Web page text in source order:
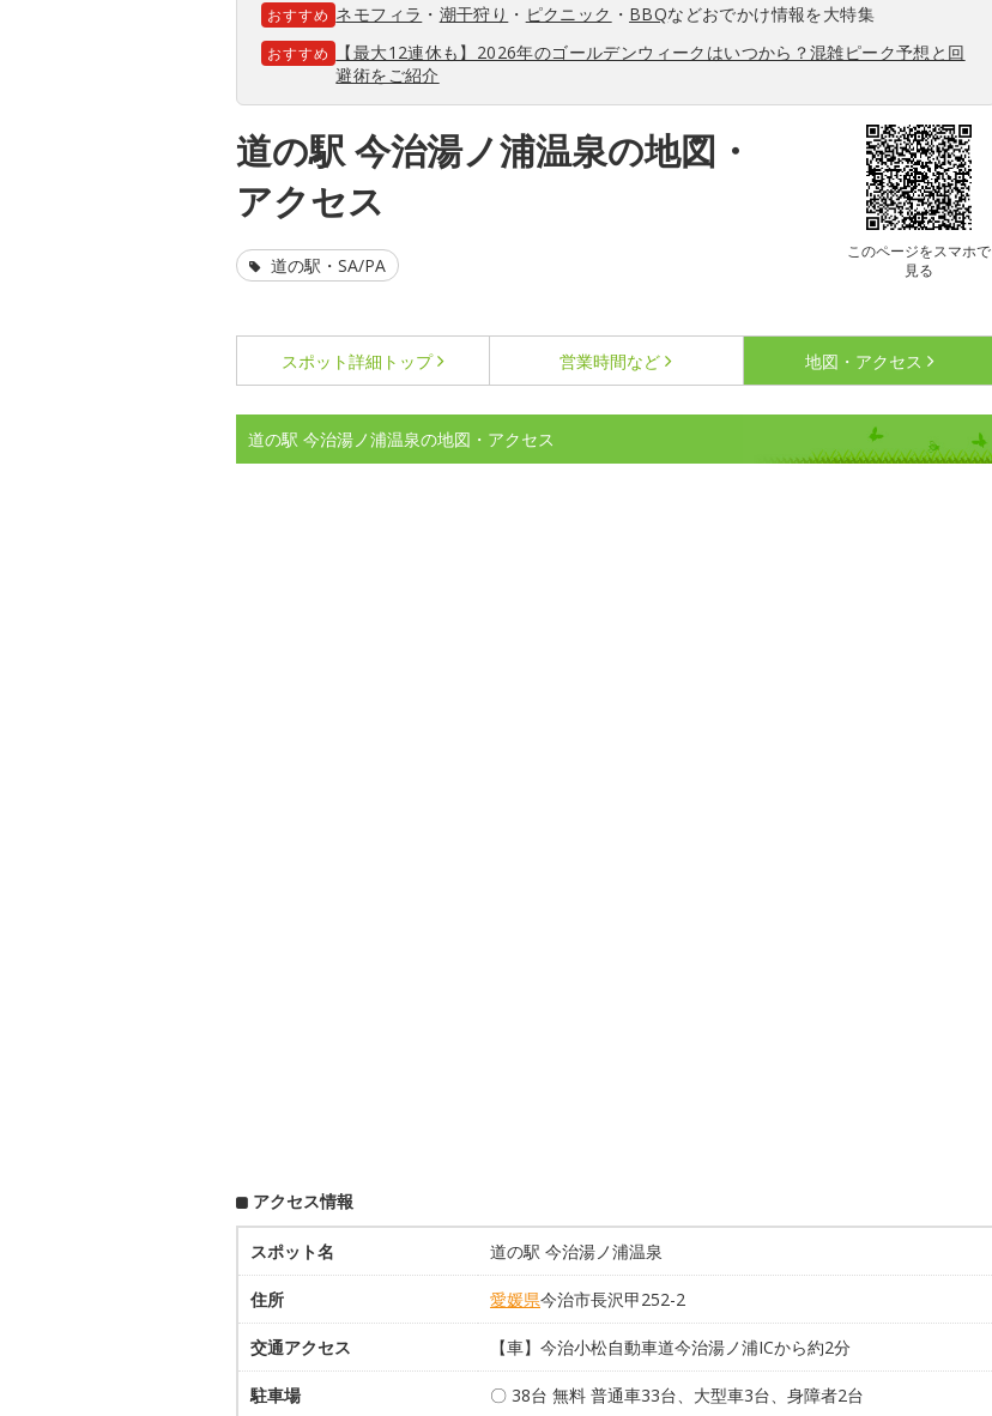
おすすめ ネモフィラ ・ 潮干狩り ・ ピクニック ・ BBQなどおでかけ情報を大特集
おすすめ
【最大12連休も】2026年のゴールデンウィークはいつから？混雑ピーク予想と回
避術をご紹介
道の駅 今治湯ノ浦温泉の地図・
アクセス
このページをスマホで
見る
道の駅・SA/PA
スポット詳細 トップ 営業時間など 地図・アクセス
道の駅 今治湯ノ浦温泉の地図・アクセス
アクセス情報
スポット名 道の駅 今治湯ノ浦温泉
住所 愛媛県今治市長沢甲252-2
交通アクセス 【車】今治小松自動車道今治湯ノ浦ICから約2分
駐車場 〇 38台 無料 普通車33台、大型車3台、身障者2台